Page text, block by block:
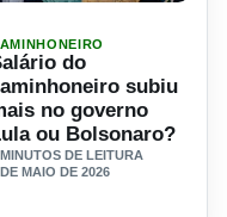
suspensão de
do
subiu
no governo
ou Bolsonaro?
DE LEITURA
MAIO DE 2026